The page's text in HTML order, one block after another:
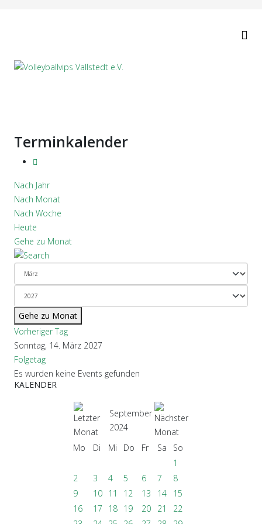
Terminkalender
Nach Jahr
Nach Monat
Nach Woche
Heute
Gehe zu Monat
Gehe zu Monat
Vorheriger Tag
Sonntag, 14. März 2027
Folgetag
Es wurden keine Events gefunden
KALENDER
September
2024
Mo
Di Mi Do Fr Sa
So
1
2
3 4 5 6 7
8
9
10 11 12 13 14
15
16
17 18 19 20 21
22